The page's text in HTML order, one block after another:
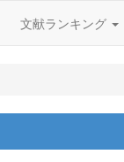
文献ランキング